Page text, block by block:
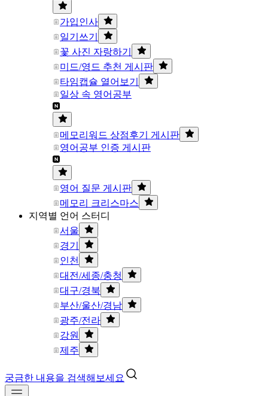
가입인사
일기쓰기
꽃 사진 자랑하기
미드/영드 추천 게시판
타임캡슐 열어보기
일상 속 영어공부
메모리워드 상점후기 게시판
영어공부 인증 게시판
영어 질문 게시판
메모리 크리스마스
지역별 언어 스터디
서울
경기
인천
대전/세종/충청
대구/경북
부산/울산/경남
광주/전라
강원
제주
궁금한 내용을 검색해보세요